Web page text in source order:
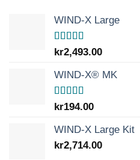
WIND-X Large
Betygsatt
5.00av 5
kr2,493.00
WIND-X® MK
Betygsatt
kr194.00
WIND-X Large Kit
kr2,714.00